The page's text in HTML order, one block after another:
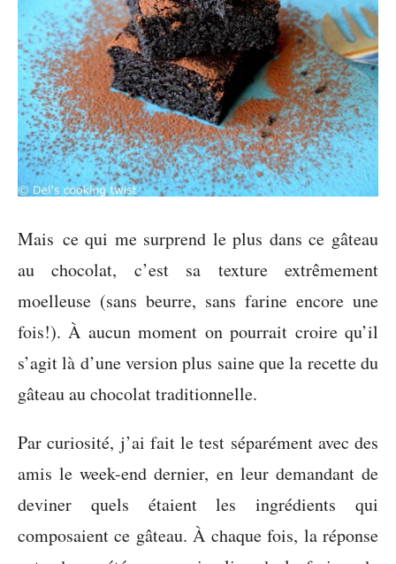
Mais ce qui me surprend le plus dans ce gâteau
au chocolat, c’est sa texture extrêmement
moelleuse (sans beurre, sans farine encore une
fois!). À aucun moment on pourrait croire qu’il
s’agit là d’une version plus saine que la recette du
gâteau au chocolat traditionnelle.
Par curiosité, j’ai fait le test séparément avec des
amis le week-end dernier, en leur demandant de
deviner quels étaient les ingrédients qui
composaient ce gâteau. À chaque fois, la réponse